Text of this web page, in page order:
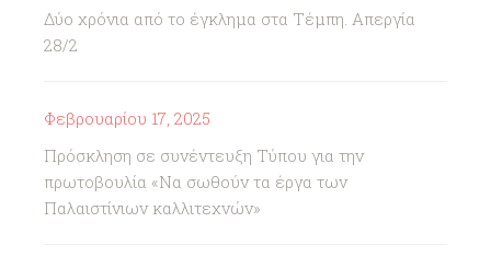
Δύο χρόνια από το έγκλημα στα Τέμπη. Απεργία
28/2
Φεβρουαρίου 17, 2025
Πρόσκληση σε συνέντευξη Τύπου για την
πρωτοβουλία «Να σωθούν τα έργα των
Παλαιστίνιων καλλιτεχνών»